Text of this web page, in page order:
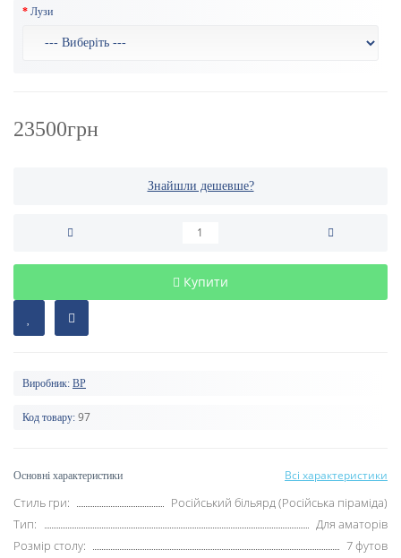
Лузи
23500грн
Знайшли дешевше?
Купити
Виробник: BP
Код товару: 97
Основні характеристики Всі характеристики
Стиль гри:
Російський більярд (Російська піраміда)
Тип:
Для аматорів
Розмір столу:
7 футов